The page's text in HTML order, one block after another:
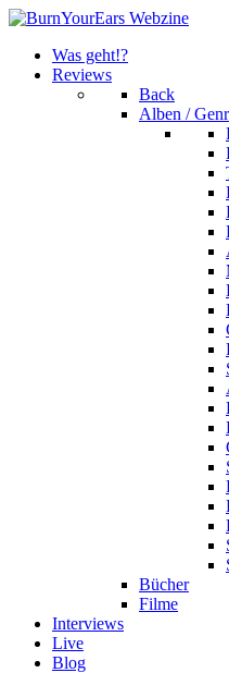
Was geht!?
Reviews
Back
Alben /
Bücher
Filme
Interviews
Live
Blog